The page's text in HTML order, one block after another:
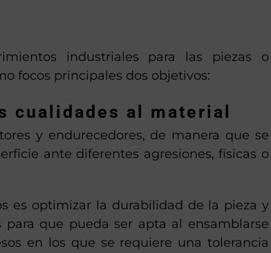
industriales para las piezas o
focos principales dos objetivos:
cualidades al material
y endurecedores, de manera que se
ante diferentes agresiones, físicas o
es optimizar la durabilidad de la pieza y
para que pueda ser apta al ensamblarse
en los que se requiere una tolerancia